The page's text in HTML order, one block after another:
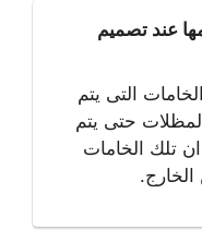
عند تصميم
التى يتم
حتى يتم
تلك الخامات